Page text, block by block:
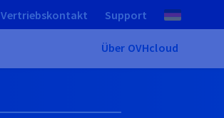
Vertriebskontakt Support
Über OVHcloud